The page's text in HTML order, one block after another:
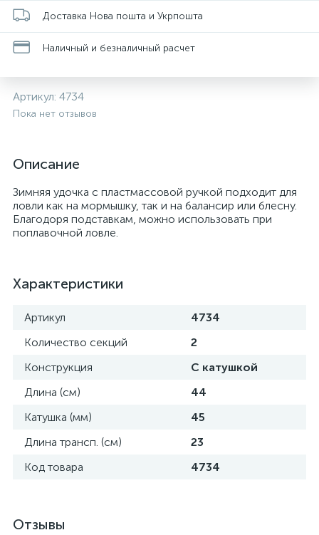
Доставка Нова пошта и Укрпошта
Наличный и безналичный расчет
Артикул: 4734
Пока нет отзывов
Описание
Зимняя удочка с пластмассовой ручкой подходит для
ловли как на мормышку, так и на балансир или блесну.
Благодоря подставкам, можно использовать при
поплавочной ловле.
Характеристики
Артикул
4734
Количество секций
2
Конструкция
С катушкой
Длина (см)
44
Катушка (мм)
45
Длина трансп. (см)
23
Код товара
4734
Отзывы